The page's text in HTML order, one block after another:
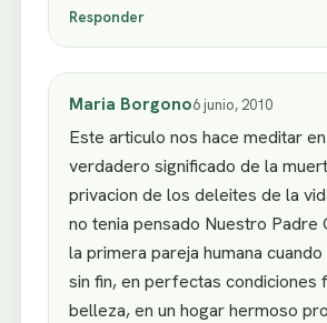
Responder
Maria Borgono6 junio, 2010
Este articulo nos hace meditar
verdadero significado de la
privacion de los deleites de la
no tenia pensado Nuestro Padre
la primera pareja humana
sin fin, en perfectas condiciones
belleza, en un hogar hermoso